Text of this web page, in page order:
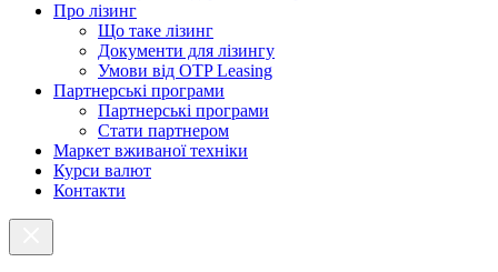
Про лізинг
Що таке лізинг
Документи для лізингу
Умови від OTP Leasing
Партнерські програми
Партнерські програми
Стати партнером
Маркет вживаної техніки
Курси валют
Контакти